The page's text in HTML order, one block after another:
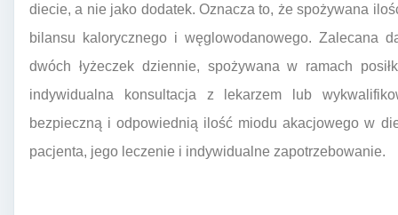
diecie, a nie jako dodatek. Oznacza to, że spożywana
bilansu kalorycznego i węglowodanowego. Zalecana
dwóch łyżeczek dziennie, spożywana w ramach
indywidualna konsultacja z lekarzem lub
bezpieczną i odpowiednią ilość miodu akacjowego w
pacjenta, jego leczenie i indywidualne zapotrzebowanie.